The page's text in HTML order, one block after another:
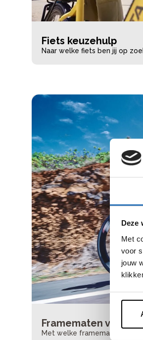
Deze
Met
voor
jouw
Fiets keuzehulp
Naar welke fiets ben jij op
Framematen voor je
Met welke framemaat race jij